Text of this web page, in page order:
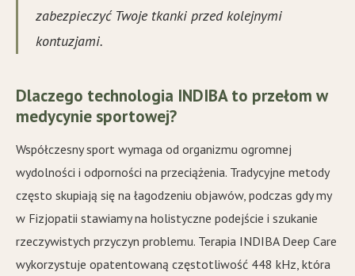
zabezpieczyć Twoje tkanki przed kolejnymi
kontuzjami.
Dlaczego technologia INDIBA to przełom w
medycynie sportowej?
Współczesny sport wymaga od organizmu ogromnej
wydolności i odporności na przeciążenia. Tradycyjne metody
często skupiają się na łagodzeniu objawów, podczas gdy my
w Fizjopatii stawiamy na holistyczne podejście i szukanie
rzeczywistych przyczyn problemu. Terapia INDIBA Deep Care
wykorzystuje opatentowaną częstotliwość 448 kHz, która